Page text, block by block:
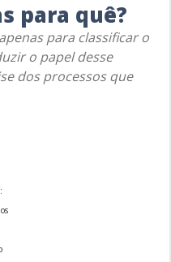
para quê?
para classificar o
o papel desse
dos processos que